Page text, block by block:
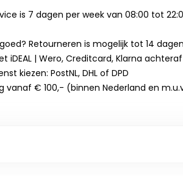
is 7 dagen per week van 08:00 tot
Retourneren is mogelijk tot 14
iDEAL | Wero, Creditcard, Klarna
kiezen: PostNL, DHL of DPD
vanaf € 100,- (binnen Nederland en